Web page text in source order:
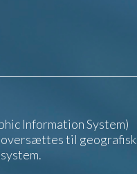
Information System)
oversættes til geografisk